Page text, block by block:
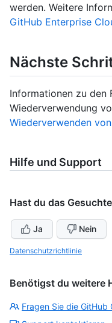
werden. Weitere
GitHub Enterprise
Nächste
Informationen zu den
Wiederverwendung
Wiederverwenden
Hilfe und Support
Hast du das
Ja Nein
Datenschutzrichtlinie
Benötigst du weitere
Fragen Sie die GitHub